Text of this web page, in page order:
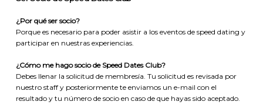
¿Por qué ser socio?
Porque es necesario para poder asistir a los eventos de speed dating y
participar en nuestras experiencias.
¿Cómo me hago socio de Speed Dates Club?
Debes llenar la solicitud de membresía. Tu solicitud es revisada por
nuestro staff y posteriormente te enviamos un e-mail con el
resultado y tu número de socio en caso de que hayas sido aceptado.